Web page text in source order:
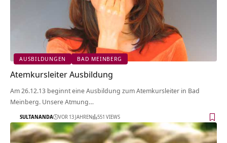
AUSBILDUNGEN BAD MEINBERG
Atemkursleiter Ausbildung
Am 26.12.13 beginnt eine Ausbildung zum Atemkursleiter in Bad
Meinberg. Unsere Atmung…
SULTANANDA VOR 13 JAHREN 551 VIEWS